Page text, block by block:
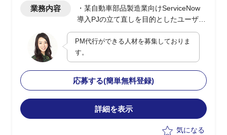
業務内容
・某自動車部品製造業向けServiceNow
導入PJの立て直しを目的としたユーザー
側PM代行業務
・主体的なPJ推進役として課題解決提案
から実行までリードし、遅延・停滞の改
善を推進
・2026年12月末リリースに向けた進捗
管理・課題管理・品質管理の実施
・顧客および開発側ステークホルダーと
の調整・合意形成の推進
・対立調整および意思決定支援を通じた
PM代行ができる人材を募集しておりま
す。
応募する(簡単無料登録)
詳細を表示
気になる